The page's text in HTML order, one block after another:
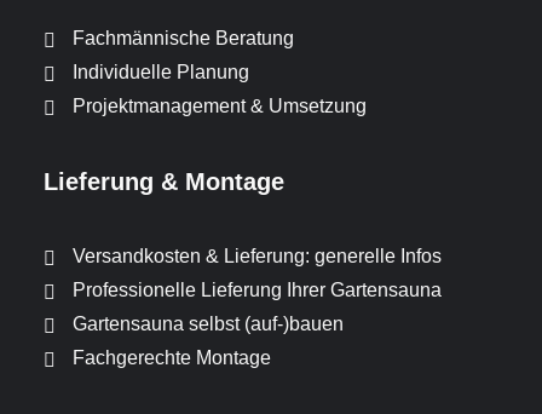
Fachmännische Beratung
Individuelle Planung
Projektmanagement & Umsetzung
Lieferung & Montage
Versandkosten & Lieferung: generelle Infos
Professionelle Lieferung Ihrer Gartensauna
Gartensauna selbst (auf-)bauen
Fachgerechte Montage